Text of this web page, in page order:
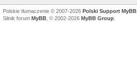
Polskie tłumaczenie © 2007-2026 Polski Support MyBB
Silnik forum MyBB , © 2002-2026 MyBB Group